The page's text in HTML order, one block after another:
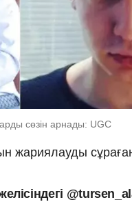
сөзін арнады: UGC
жариялауды